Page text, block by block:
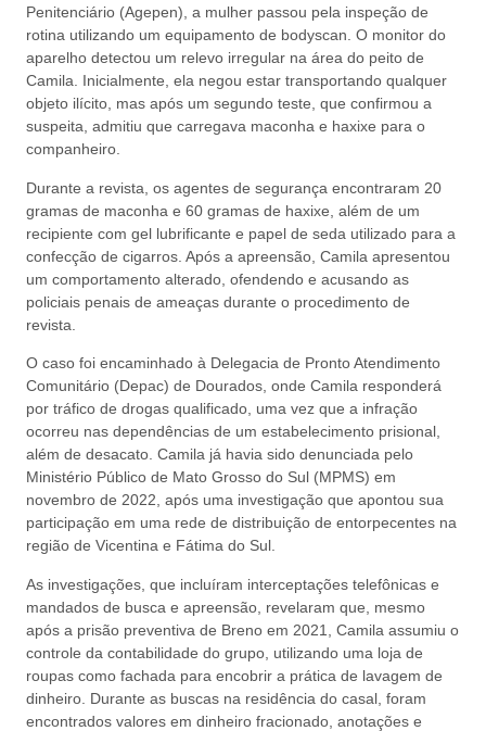
Penitenciário (Agepen), a mulher passou pela inspeção de
rotina utilizando um equipamento de bodyscan. O monitor do
aparelho detectou um relevo irregular na área do peito de
Camila. Inicialmente, ela negou estar transportando qualquer
objeto ilícito, mas após um segundo teste, que confirmou a
suspeita, admitiu que carregava maconha e haxixe para o
companheiro.
Durante a revista, os agentes de segurança encontraram 20
gramas de maconha e 60 gramas de haxixe, além de um
recipiente com gel lubrificante e papel de seda utilizado para a
confecção de cigarros. Após a apreensão, Camila apresentou
um comportamento alterado, ofendendo e acusando as
policiais penais de ameaças durante o procedimento de
revista.
O caso foi encaminhado à Delegacia de Pronto Atendimento
Comunitário (Depac) de Dourados, onde Camila responderá
por tráfico de drogas qualificado, uma vez que a infração
ocorreu nas dependências de um estabelecimento prisional,
além de desacato. Camila já havia sido denunciada pelo
Ministério Público de Mato Grosso do Sul (MPMS) em
novembro de 2022, após uma investigação que apontou sua
participação em uma rede de distribuição de entorpecentes na
região de Vicentina e Fátima do Sul.
As investigações, que incluíram interceptações telefônicas e
mandados de busca e apreensão, revelaram que, mesmo
após a prisão preventiva de Breno em 2021, Camila assumiu o
controle da contabilidade do grupo, utilizando uma loja de
roupas como fachada para encobrir a prática de lavagem de
dinheiro. Durante as buscas na residência do casal, foram
encontrados valores em dinheiro fracionado, anotações e